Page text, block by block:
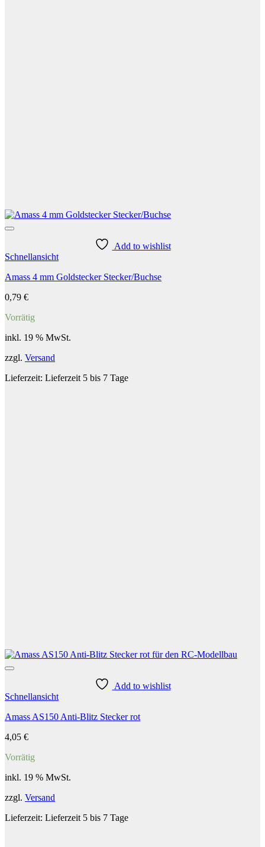
Add to wishlist
Schnellansicht
Amass 4 mm Goldstecker Stecker/Buchse
0,79 €
Vorrätig
inkl. 19 % MwSt.
zzgl. Versand
Lieferzeit: Lieferzeit 5 bis 7 Tage
Add to wishlist
Schnellansicht
Amass AS150 Anti-Blitz Stecker rot
4,05 €
Vorrätig
inkl. 19 % MwSt.
zzgl. Versand
Lieferzeit: Lieferzeit 5 bis 7 Tage